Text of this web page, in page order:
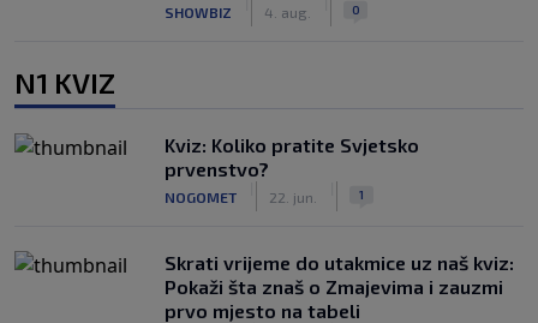
SHOWBIZ 4. aug. 0
N1 KVIZ
Kviz: Koliko pratite Svjetsko
prvenstvo?
NOGOMET 22. jun. 1
Skrati vrijeme do utakmice uz naš kviz:
Pokaži šta znaš o Zmajevima i zauzmi
prvo mjesto na tabeli